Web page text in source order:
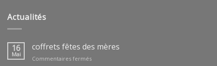
Actualités
16
Mai
coffrets fêtes des mères
Commentaires ferméssur